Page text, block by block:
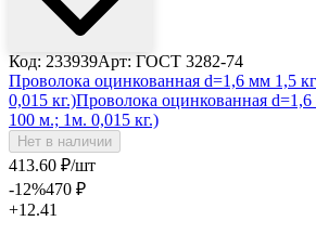
Код: 233939Арт: ГОСТ 3282-74
Проволока оцинкованная d=1,6 мм 1,5
0,015 кг.)Проволока оцинкованная
100 м.; 1м. 0,015 кг.)
Нет в наличии
413.60 ₽/шт
-12%470 ₽
+12.41